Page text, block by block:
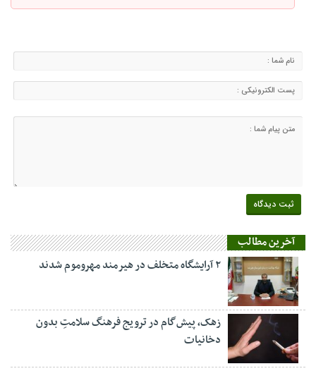
آخرین مطالب
۲ آرایشگاه متخلف در هیرمند مهروموم شدند
زهک، پیش‌گام در ترویج فرهنگ سلامتِ بدون
دخانیات